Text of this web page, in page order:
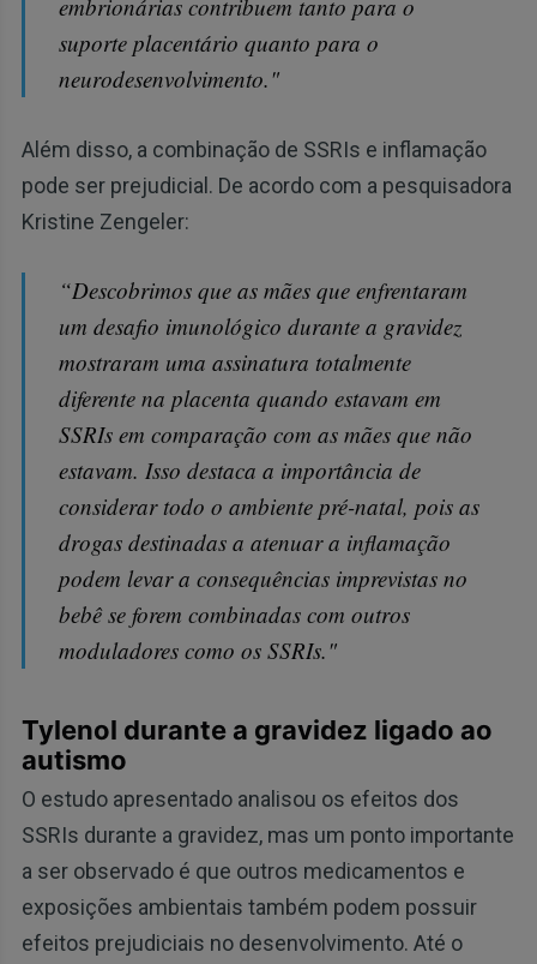
embrionárias contribuem tanto para o
suporte placentário quanto para o
neurodesenvolvimento."
Além disso, a combinação de SSRIs e inflamação
pode ser prejudicial. De acordo com a pesquisadora
Kristine Zengeler:
“Descobrimos que as mães que enfrentaram
um desafio imunológico durante a gravidez
mostraram uma assinatura totalmente
diferente na placenta quando estavam em
SSRIs em comparação com as mães que não
estavam. Isso destaca a importância de
considerar todo o ambiente pré-natal, pois as
drogas destinadas a atenuar a inflamação
podem levar a consequências imprevistas no
bebê se forem combinadas com outros
moduladores como os SSRIs."
Tylenol durante a gravidez ligado ao
autismo
O estudo apresentado analisou os efeitos dos
SSRIs durante a gravidez, mas um ponto importante
a ser observado é que outros medicamentos e
exposições ambientais também podem possuir
efeitos prejudiciais no desenvolvimento. Até o